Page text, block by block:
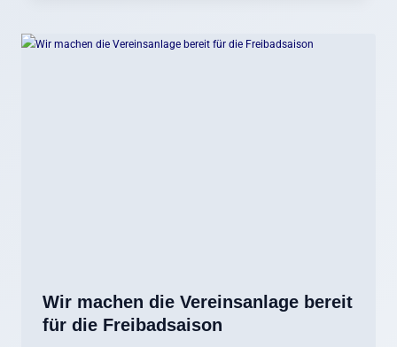
Wir machen die Vereinsanlage bereit
für die Freibadsaison